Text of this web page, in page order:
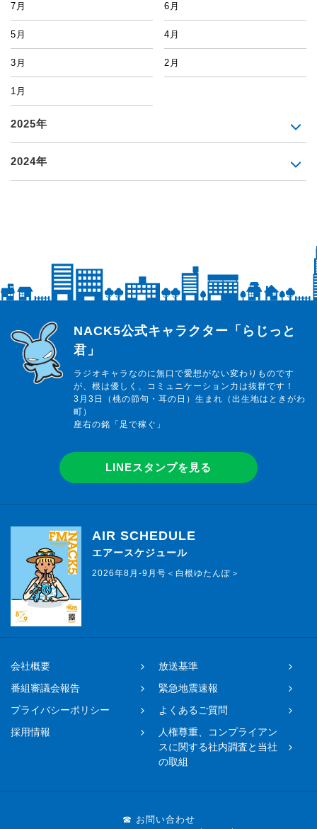
7月 6月
5月 4月
3月 2月
1月
2025年
2024年
らじっと君
NACK5公式キャラクター「らじっと
君」
ラジオキャラなのに無口で愛想がない変わりものです
が、根は優しく、コミュニケーション力は抜群です！
3月3日（桃の節句・耳の日）生まれ（出生地はときがわ
町）
座右の銘「足で稼ぐ」
LINEスタンプを見る
AIR SCHEDULE
エアースケジュール
2026年8月-9月号＜白根ゆたんぽ＞
会社概要
放送基準
番組審議会報告
緊急地震速報
プライバシーポリシー
よくあるご質問
採用情報
人権尊重、コンプライアン
スに関する社内調査と当社
の取組
☎ お問い合わせ